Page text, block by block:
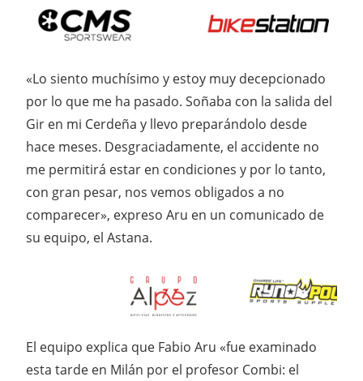
«Lo siento muchísimo y estoy muy decepcionado
por lo que me ha pasado. Soñaba con la salida del
Gir en mi Cerdeña y llevo preparándolo desde
hace meses. Desgraciadamente, el accidente no
me permitirá estar en condiciones y por lo tanto,
con gran pesar, nos vemos obligados a no
comparecer», expreso Aru en un comunicado de
su equipo, el Astana.
El equipo explica que Fabio Aru «fue examinado
esta tarde en Milán por el profesor Combi: el